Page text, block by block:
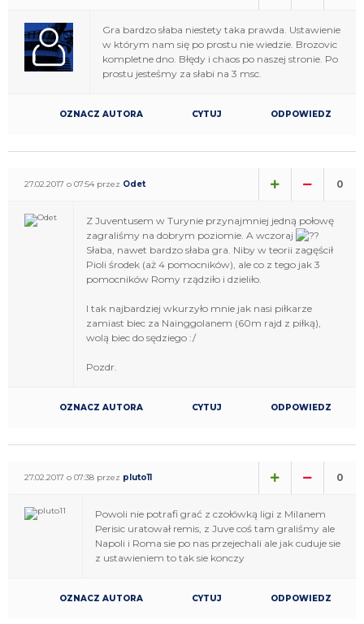
Gra bardzo słaba niestety taka prawda. Ustawienie
w którym nam się po prostu nie wiedzie. Brozovic
kompletne dno. Błędy i chaos po naszej stronie. Po
prostu jesteśmy za słabi na 3 msc.
OZNACZ AUTORA CYTUJ ODPOWIEDZ
27.02.2017 o 07:54 przez Odet 0
Z Juventusem w Turynie przynajmniej jedną połowę
zagraliśmy na dobrym poziomie. A wczoraj
Słaba, nawet bardzo słaba gra. Niby w teorii zagęścił
Pioli środek (aż 4 pomocników), ale co z tego jak 3
pomocników Romy rządziło i dzieliło.
I tak najbardziej wkurzyło mnie jak nasi piłkarze
zamiast biec za Nainggolanem (60m rajd z piłką),
wolą biec do sędziego :/
Pozdr.
OZNACZ AUTORA CYTUJ ODPOWIEDZ
27.02.2017 o 07:38 przez pluto11 0
Powoli nie potrafi grać z czołówką ligi z Milanem
Perisic uratował remis, z Juve coś tam graliśmy ale
Napoli i Roma sie po nas przejechali ale jak cuduje sie
z ustawieniem to tak sie konczy
OZNACZ AUTORA CYTUJ ODPOWIEDZ